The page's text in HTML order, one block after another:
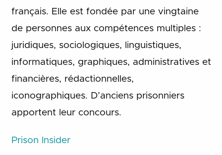
français. Elle est fondée par une vingtaine
de personnes aux compétences multiples :
juridiques, sociologiques, linguistiques,
informatiques, graphiques, administratives et
financières, rédactionnelles,
iconographiques. D’anciens prisonniers
apportent leur concours.
Prison Insider